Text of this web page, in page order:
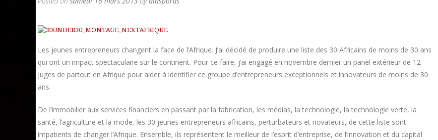
Les jeunes entrepreneurs changent la face de l’Afrique. J’ai décidé de produire une liste des 30 Africains de moins de 30 ans
qui ont un impact spectaculaire sur le continent. Pour ce faire, j’ai engagé en novembre dernier un panel extérieur de 12
juges de partout en Afrique pour aider à identifier ce groupe d’entrepreneurs exceptionnels et innovateurs de moins de 30
ans.
De l’immobilier aux services financiers en passant par la fabrication, les médias, la technologie, la technologie verte, la
santé, l’agriculture et la mode, les 30 jeunes entrepreneurs africains, perturbateurs et novateurs, de cette liste sont
impatients de changer l’Afrique. Ensemble, ils représentent le meilleur de l’esprit d’entreprise, de l’innovation et du capital